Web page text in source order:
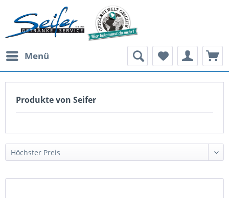
Menü
Produkte von Seifer